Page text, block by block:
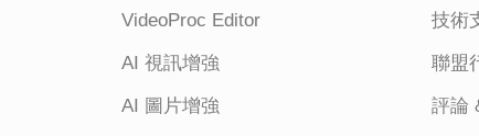
VideoProc Editor
AI 視訊增強
AI 圖片增強
技術
聯盟
評論